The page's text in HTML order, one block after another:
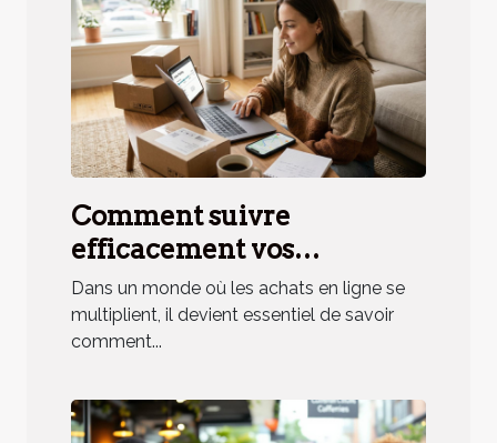
Comment suivre
efficacement vos
commandes en ligne ?
Dans un monde où les achats en ligne se
multiplient, il devient essentiel de savoir
comment...